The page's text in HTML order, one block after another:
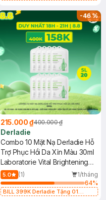
Hồi, Săn Chắc 30ml (SL có hạn)
-46%
215.000 ₫400.000 ₫
Derladie
Combo 10 Mặt Nạ Derladie Hỗ
Trợ Phục Hồi Da Xỉn Màu 30ml
Laboratorie Vital Brightening
Solution Mask
5.0 (1)
1/tháng
64%
BILL 399K Derladie Tặng 01